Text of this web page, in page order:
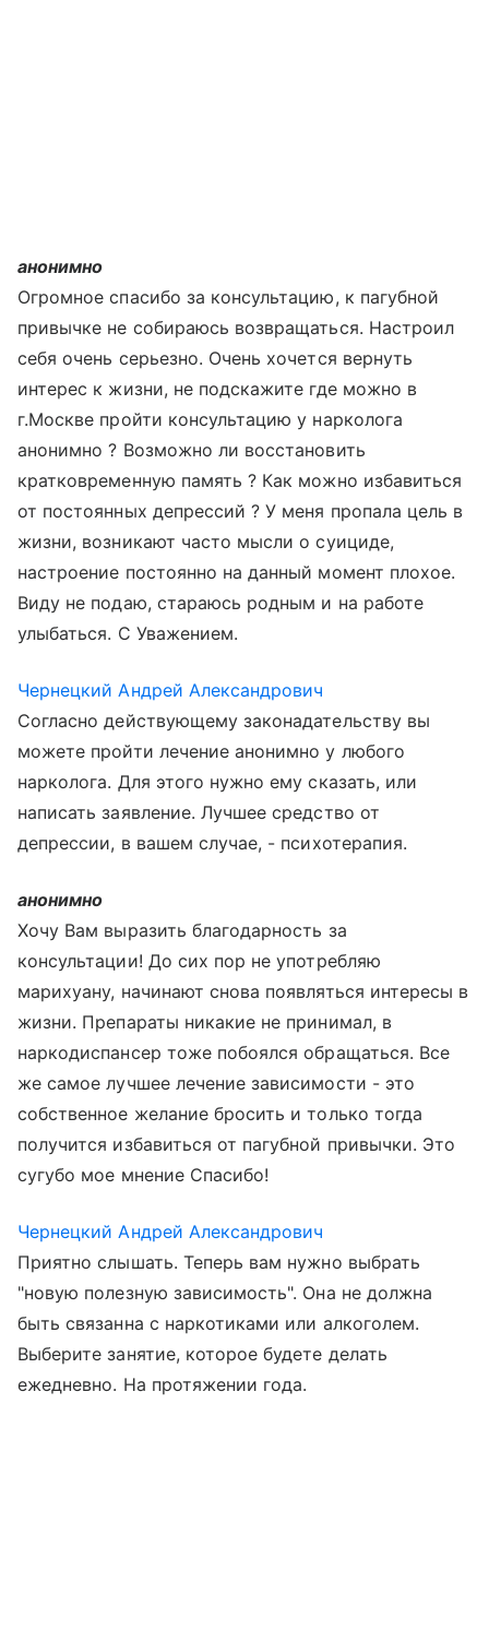
анонимно
Огромное спасибо за консультацию, к пагубной
привычке не собираюсь возвращаться. Настроил
себя очень серьезно. Очень хочется вернуть
интерес к жизни, не подскажите где можно в
г.Москве пройти консультацию у нарколога
анонимно ? Возможно ли восстановить
кратковременную память ? Как можно избавиться
от постоянных депрессий ? У меня пропала цель в
жизни, возникают часто мысли о суициде,
настроение постоянно на данный момент плохое.
Виду не подаю, стараюсь родным и на работе
улыбаться. С Уважением.
Чернецкий Андрей Александрович
Согласно действующему законадательству вы
можете пройти лечение анонимно у любого
нарколога. Для этого нужно ему сказать, или
написать заявление. Лучшее средство от
депрессии, в вашем случае, - психотерапия.
анонимно
Хочу Вам выразить благодарность за
консультации! До сих пор не употребляю
марихуану, начинают снова появляться интересы в
жизни. Препараты никакие не принимал, в
наркодиспансер тоже побоялся обращаться. Все
же самое лучшее лечение зависимости - это
собственное желание бросить и только тогда
получится избавиться от пагубной привычки. Это
сугубо мое мнение Спасибо!
Чернецкий Андрей Александрович
Приятно слышать. Теперь вам нужно выбрать
"новую полезную зависимость". Она не должна
быть связанна с наркотиками или алкоголем.
Выберите занятие, которое будете делать
ежедневно. На протяжении года.